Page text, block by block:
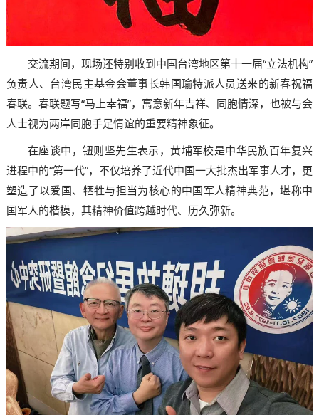
交流期间，现场还特别收到中国台湾地区第十一届“立法机构”
负责人、台湾民主基金会董事长韩国瑜特派人员送来的新春祝福
春联。春联题写“马上幸福”，寓意新年吉祥、同胞情深，也被与会
人士视为两岸同胞手足情谊的重要精神象征。
在座谈中，钮则坚先生表示，黄埔军校是中华民族百年复兴
进程中的“第一代”，不仅培养了近代中国一大批杰出军事人才，更
塑造了以爱国、牺牲与担当为核心的中国军人精神典范，堪称中
国军人的楷模，其精神价值跨越时代、历久弥新。